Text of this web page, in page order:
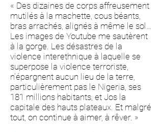
« Des dizaines de corps affreusement
mutilés à la machette, cous béants,
bras arrachés, alignés à même le sol…
Les images de Youtube me sautèrent
à la gorge. Les désastres de la
violence interethnique à laquelle se
superpose la violence terroriste,
n’épargnent aucun lieu de la terre,
particulièrement pas le Nigeria, ses
181 millions habitants, et Jos la
capitale des hauts plateaux. Et malgré
tout, on continue à aimer, à rêver. »